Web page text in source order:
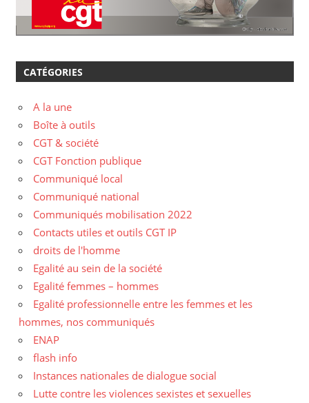
CATÉGORIES
A la une
Boîte à outils
CGT & société
CGT Fonction publique
Communiqué local
Communiqué national
Communiqués mobilisation 2022
Contacts utiles et outils CGT IP
droits de l'homme
Egalité au sein de la société
Egalité femmes – hommes
Egalité professionnelle entre les femmes et les
hommes, nos communiqués
ENAP
flash info
Instances nationales de dialogue social
Lutte contre les violences sexistes et sexuelles